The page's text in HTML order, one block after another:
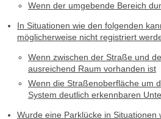
Wenn der umgebende Bereich
In Situationen wie den folgenden
möglicherweise nicht registriert
Wenn zwischen der Straße und
ausreichend Raum vorhanden ist
Wenn die Straßenoberfläche um
System deutlich erkennbaren
Wurde eine Parklücke in Situationen